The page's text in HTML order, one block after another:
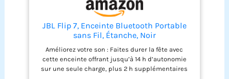
JBL Flip 7, Enceinte Bluetooth Portable
sans Fil, Étanche, Noir
Améliorez votre son : Faites durer la fête avec
cette enceinte offrant jusqu’à 14 h d’autonomie
sur une seule charge, plus 2 h supplémentaires